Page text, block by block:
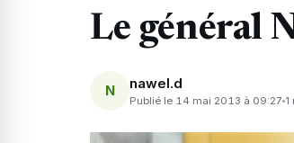
Le général
N nawel.d
Publié le 14 mai 2013 à 09:27 1